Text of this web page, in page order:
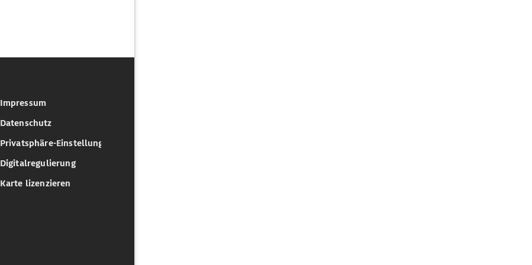
Impressum
Datenschutz
Privatsphäre-Einstellungen
Digitalregulierung
Karte lizenzieren